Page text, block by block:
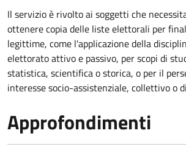
Il servizio è rivolto ai soggetti che
ottenere copia delle liste elettorali per
legittime, come l'applicazione della
elettorato attivo e passivo, per scopi di
statistica, scientifica o storica, o per il
interesse socio-assistenziale, collettivo o
Approfondimenti